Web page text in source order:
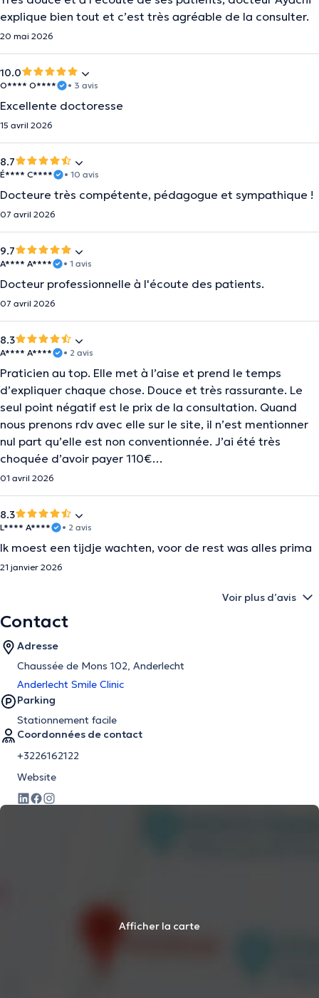
explique bien tout et c’est très agréable de la consulter.
20 mai 2026
10.0
O**** O**** • 3 avis
Excellente doctoresse
15 avril 2026
8.7
É**** C**** • 10 avis
Docteure très compétente, pédagogue et sympathique !
07 avril 2026
9.7
A**** A**** • 1 avis
Docteur professionnelle à l'écoute des patients.
07 avril 2026
8.3
A**** A**** • 2 avis
Praticien au top. Elle met à l’aise et prend le temps
d’expliquer chaque chose. Douce et très rassurante. Le
seul point négatif est le prix de la consultation. Quand
nous prenons rdv avec elle sur le site, il n’est mentionner
nul part qu’elle est non conventionnée. J’ai été très
choquée d’avoir payer 110€…
01 avril 2026
8.3
L**** A**** • 2 avis
Ik moest een tijdje wachten, voor de rest was alles prima
21 janvier 2026
Voir plus d’avis
Contact
Adresse
Chaussée de Mons 102, Anderlecht
Anderlecht Smile Clinic
Parking
Stationnement facile
Coordonnées de contact
+3226162122
Website
Afficher la carte